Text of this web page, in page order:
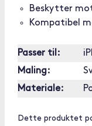
Beskytter
Kompatibel
Passer til:
Maling:
Materiale:
Dette produktet